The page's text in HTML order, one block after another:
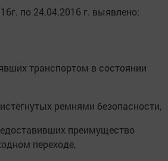
по 24.04.2016 г. выявлено:
транспортом в состоянии
ремнями безопасности,
преимущество
переходе,